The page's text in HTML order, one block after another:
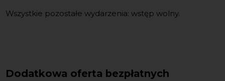
Wszystkie pozostałe wydarzenia: wstęp wolny.
Dodatkowa oferta bezpłatnych